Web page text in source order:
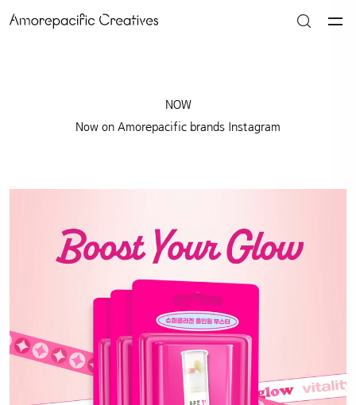
NOW
Now on Amorepacific brands Instagram